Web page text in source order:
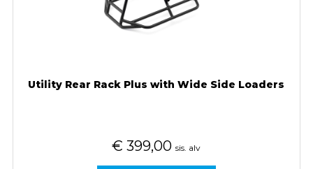
Utility Rear Rack Plus with Wide Side Loaders
€ 399,00 sis. alv